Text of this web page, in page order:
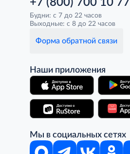
+7 (800) 700 10 77
Будни: с 7 до 22 часов
Выходные: с 8 до 22 часов
Форма обратной связи
Наши приложения
Мы в социальных сетях